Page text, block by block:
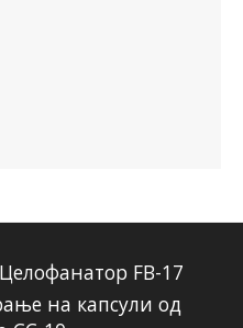
FB-17
на капсули од